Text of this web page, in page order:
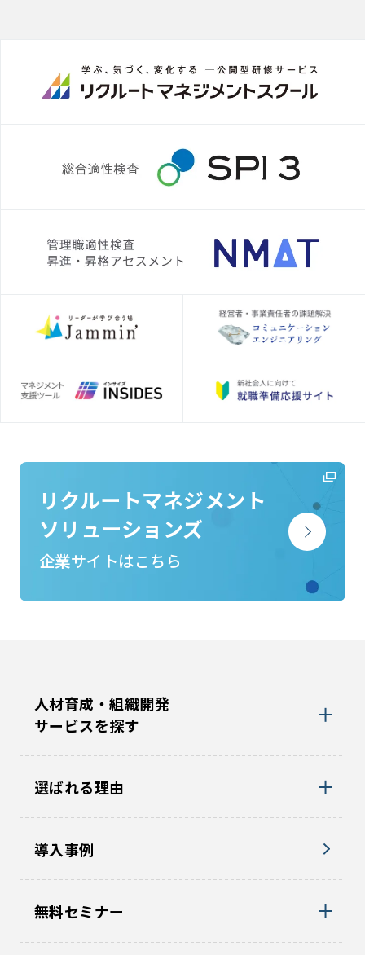
リクルートマネジメント
ソリューションズ
企業サイトはこちら
人材育成・組織開発
サービスを探す
選ばれる理由
導入事例
無料セミナー